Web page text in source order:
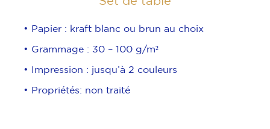
• Papier : kraft blanc ou brun au choix
• Grammage : 30 – 100 g/m²
• Impression : jusqu’à 2 couleurs
• Propriétés: non traité